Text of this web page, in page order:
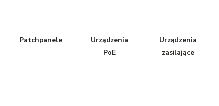
Patchpanele
Urządzenia
PoE
Urządzenia
zasilające